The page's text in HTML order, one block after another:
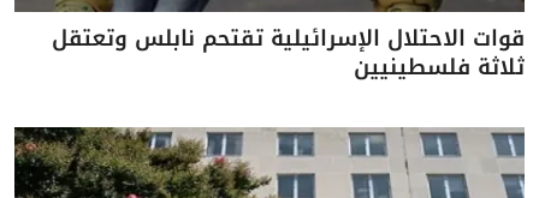
قوات الاحتلال الإسرائيلية تقتحم نابلس وتعتقل
ثلاثة فلسطينيين